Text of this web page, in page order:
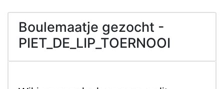
Boulemaatje gezocht -
PIET_DE_LIP_TOERNOOI